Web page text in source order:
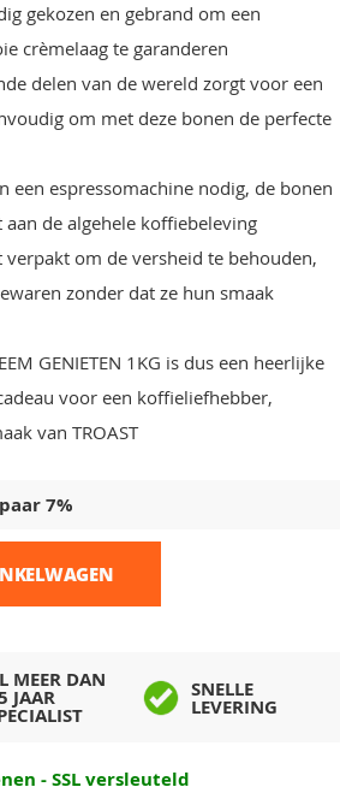
gekozen en gebrand om een
crèmelaag te garanderen
delen van de wereld zorgt voor een
om met deze bonen de perfecte
een espressomachine nodig, de bonen
de algehele koffiebeleving
om de versheid te behouden,
zonder dat ze hun smaak
GENIETEN 1KG is dus een heerlijke
voor een koffieliefhebber,
van TROAST
7%
MEER DAN
JAAR SNELLE
LEVERING
- SSL versleuteld